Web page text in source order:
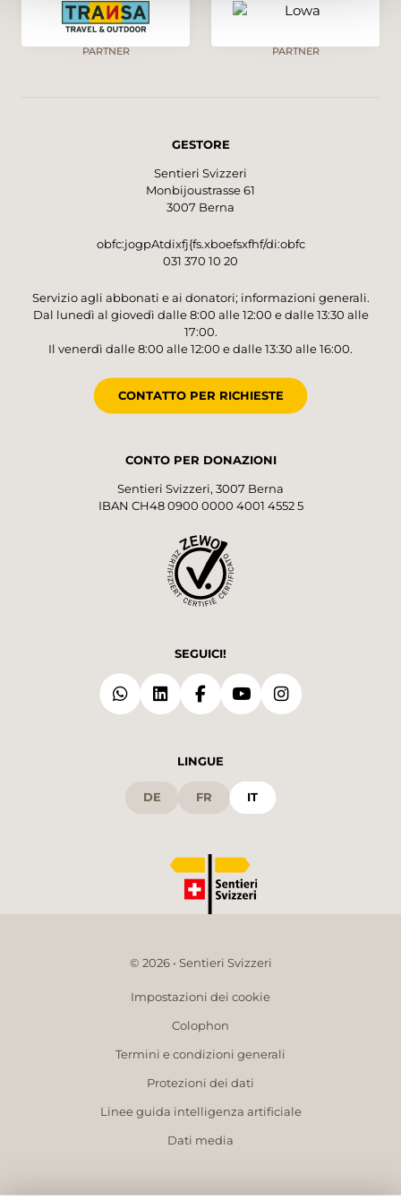
PARTNER PARTNER
GESTORE
Sentieri Svizzeri
Monbijoustrasse 61
3007 Berna
obfc:jogpAtdixfj{fs.xboefsxfhf/di:obfc
031 370 10 20
Servizio agli abbonati e ai donatori; informazioni generali.
Dal lunedì al giovedì dalle 8:00 alle 12:00 e dalle 13:30 alle
17:00.
Il venerdì dalle 8:00 alle 12:00 e dalle 13:30 alle 16:00.
CONTATTO PER RICHIESTE
CONTO PER DONAZIONI
Sentieri Svizzeri, 3007 Berna
IBAN CH48 0900 0000 4001 4552 5
SEGUICI!
LINGUE
DE FR IT
© 2026 • Sentieri Svizzeri
Impostazioni dei cookie
Colophon
Termini e condizioni generali
Protezioni dei dati
Linee guida intelligenza artificiale
Dati media